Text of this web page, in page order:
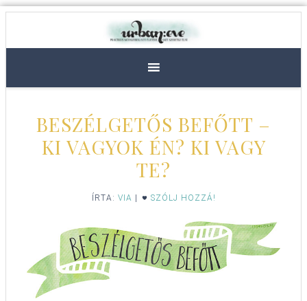
BESZÉLGETŐS BEFŐTT –
KI VAGYOK ÉN? KI VAGY
TE?
ÍRTA: VIA SZÓLJ HOZZÁ!